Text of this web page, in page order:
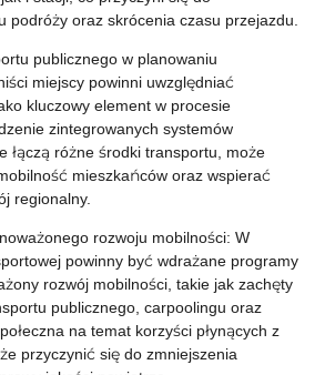
podróży oraz skrócenia czasu przejazdu.
publicznego w planowaniu
miejscy powinni uwzględniać
kluczowy element w procesie
zintegrowanych systemów
łączą różne środki transportu, może
mieszkańców oraz wspierać
regionalny.
rozwoju mobilności: W
powinny być wdrażane programy
rozwój mobilności, takie jak zachęty
publicznego, carpoolingu oraz
na temat korzyści płynących z
przyczynić się do zmniejszenia